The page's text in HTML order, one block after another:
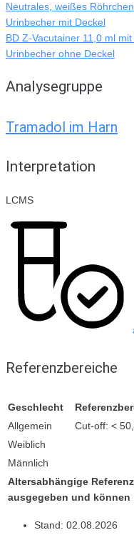
Neutrales, weißes
Urinbecher mit Deckel
BD Z-Vacutainer 11,0 ml
Urinbecher ohne Deckel
Analysegruppe
Tramadol im Harn
Interpretation
LCMS
Referenzbereiche
Geschlecht
Altersabhängige
ausgegeben und können
Allgemein
Cut-off: <
Weiblich
Männlich
Stand: 02.08.2026